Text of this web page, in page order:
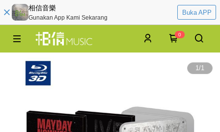
相信音樂
Gunakan App Kami Sekarang
Buka APP
0
1/1